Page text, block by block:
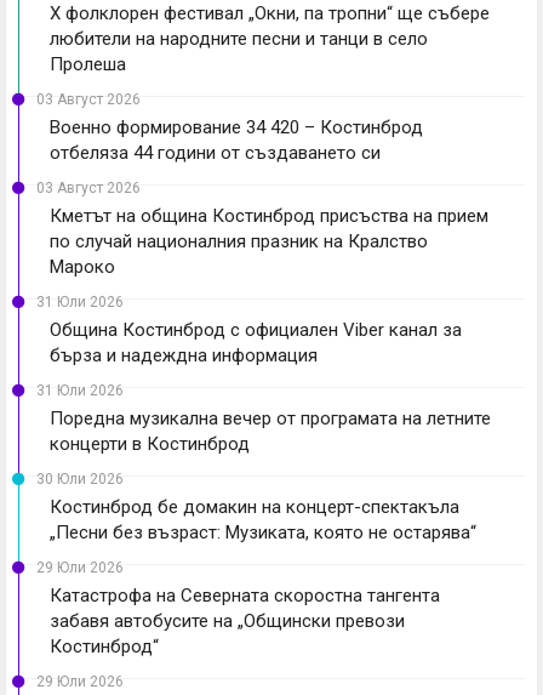
X фолклорен фестивал „Окни, па тропни“ ще събере
любители на народните песни и танци в село
Пролеша
03 Август 2026
Военно формирование 34 420 – Костинброд
отбеляза 44 години от създаването си
03 Август 2026
Кметът на община Костинброд присъства на прием
по случай националния празник на Кралство
Мароко
31 Юли 2026
Община Костинброд с официален Viber канал за
бърза и надеждна информация
31 Юли 2026
Поредна музикална вечер от програмата на летните
концерти в Костинброд
30 Юли 2026
Костинброд бе домакин на концерт-спектакъла
„Песни без възраст: Музиката, която не остарява“
29 Юли 2026
Катастрофа на Северната скоростна тангента
забавя автобусите на „Общински превози
Костинброд“
29 Юли 2026